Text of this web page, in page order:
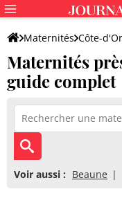
Maternités Côte-d'Or
Maternités
guide complet
Voir aussi : Beaune